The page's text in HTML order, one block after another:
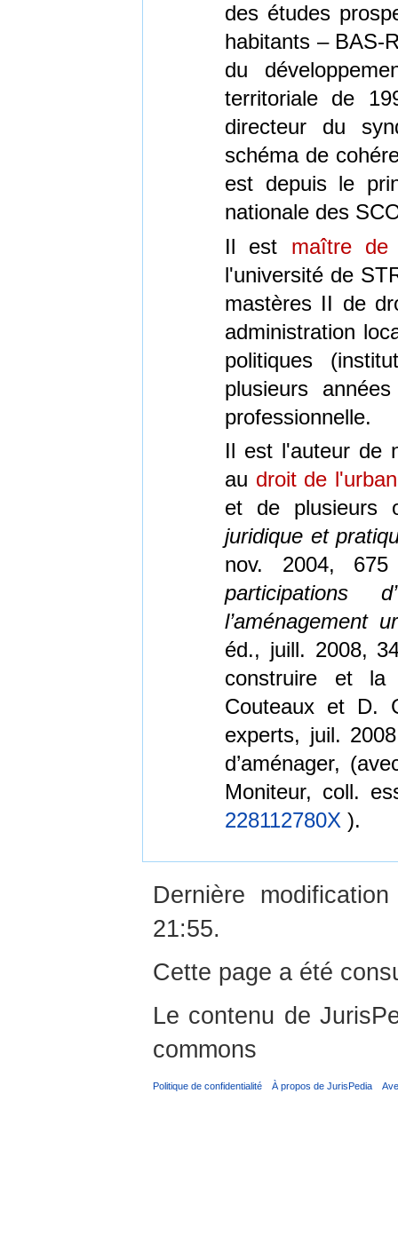
des études
habitants – BAS-
du
territoriale de
directeur du
schéma de
est depuis le
nationale des
Il est maître de
l'université de
mastères II de
administration
politiques
plusieurs
professionnelle.
Il est l'auteur de
au droit de
et de plusieurs
juridique et
nov. 2004,
participations
l’aménagement
éd., juill. 2008,
construire et la
Couteaux et D.
experts, juil.
d’aménager,
Moniteur, coll.
228112780X ).
Dernière
21:55.
Cette page a été
Le contenu de
commons
Politique de confidentialité À propos de JurisPedia